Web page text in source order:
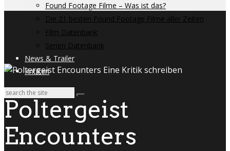
Found Footage Filme – Was ist das?
Die 21 besten Found Footage Filme aller Zeiten
Film Datenbank
Serien Datenbank
News & Trailer
Kritiken
Poltergeist
Encounters